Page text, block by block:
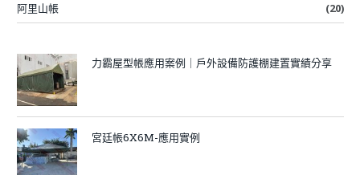
阿里山帳
(20)
力霸屋型帳應用案例｜戶外設備防護棚建置實績分享
宮廷帳6X6M-應用實例